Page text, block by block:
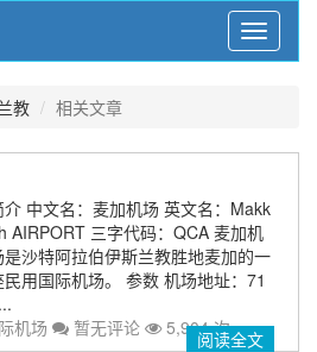
Menu
教 相关文章
介 中文名：麦加机场 英文名：Makk
AIRPORT 三字代码：QCA 麦加机
是沙特阿拉伯伊斯兰教胜地麦加的一
民用国际机场。 参数 机场地址：71
机场 暂无评论 5,904 次阅读全文